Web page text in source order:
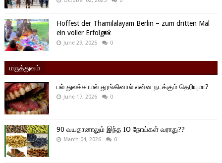
Hoffest der Thamilalayam Berlin – zum dritten Mal
ein voller Erfolg📸
June 29, 2025 0
மருத்துவம்
பல் துலக்காமல் தூங்கினால் என்ன நடக்கும் தெரியுமா?
June 17, 2026 0
90 வயதானாலும் இந்த IO நோய்கள் வராது??
March 04, 2026 0